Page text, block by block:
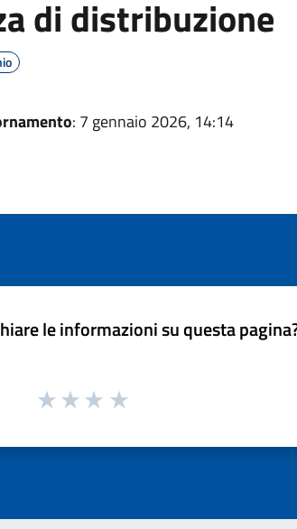
di distribuzione
: 7 gennaio 2026, 14:14
le informazioni su questa